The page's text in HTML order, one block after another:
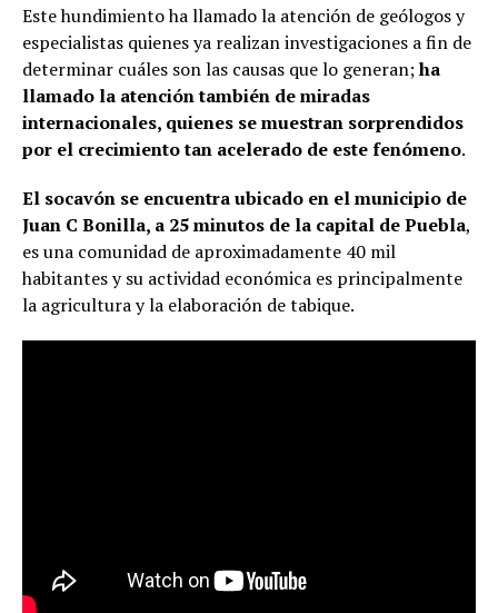
Este hundimiento ha llamado la atención de geólogos y
especialistas quienes ya realizan investigaciones a fin de
determinar cuáles son las causas que lo generan;ha
llamado la atención también de miradas
internacionales, quienes se muestran sorprendidos
por el crecimiento tan acelerado de este fenómeno.
El socavón se encuentra ubicado en el municipio de
Juan C Bonilla, a 25 minutos de la capital de Puebla,
es una comunidad de aproximadamente 40 mil
habitantes y su actividad económica es principalmente
la agricultura y la elaboración de tabique.